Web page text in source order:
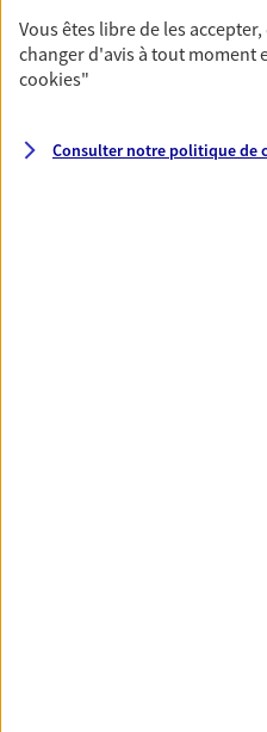
responsabilité civile.
Vous êtes libre de les
changer d'avis à tout moment
cookies"
Consulter notre politique de